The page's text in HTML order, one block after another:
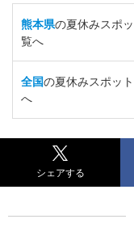
熊本県の夏休みスポ
覧へ
全国の夏休みスポッ
へ
シェアする